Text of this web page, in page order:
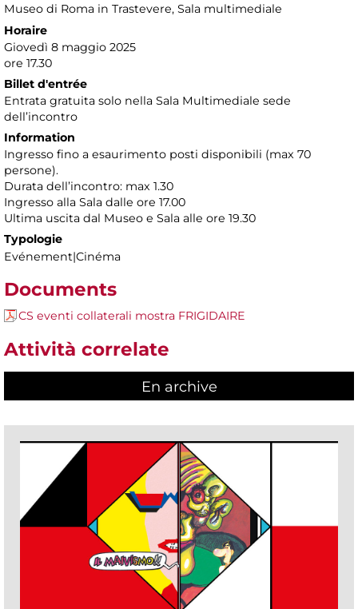
Museo di Roma in Trastevere, Sala multimediale
Horaire
Giovedì 8 maggio 2025
ore 17.30
Billet d'entrée
Entrata gratuita solo nella Sala Multimediale sede
dell’incontro
Information
Ingresso fino a esaurimento posti disponibili (max 70
persone).
Durata dell’incontro: max 1.30
Ingresso alla Sala dalle ore 17.00
Ultima uscita dal Museo e Sala alle ore 19.30
Typologie
Evénement|Cinéma
Documents
CS eventi collaterali mostra FRIGIDAIRE
Attività correlate
En archive